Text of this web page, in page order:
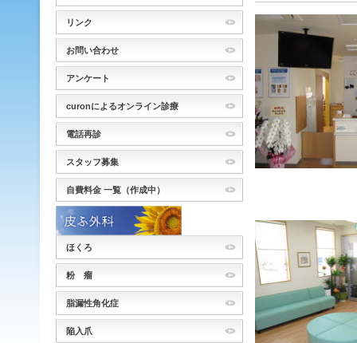
リンク
お問い合わせ
アンケート
curonによるオンライン診療
電話再診
スタッフ募集
自費料金 一覧（作成中）
ほくろ
粉 瘤
脂漏性角化症
陥入爪